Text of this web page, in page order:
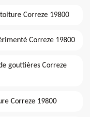
Correze 19800
Correze 19800
gouttières Correze
Correze 19800